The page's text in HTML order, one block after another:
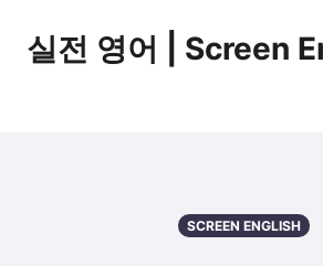
실전 영어 | Screen
SCREEN ENGLISH